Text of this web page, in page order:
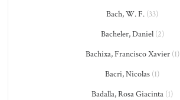
Bach, W. F. (33)
Bacheler, Daniel(2)
Bachixa, Francisco Xavier(1)
Bacri, Nicolas (1)
Badalla, Rosa Giacinta (1)